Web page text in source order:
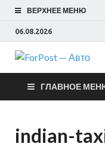
ВЕРХНЕЕ МЕНЮ
06.08.2026
ГЛАВНОЕ
indian-